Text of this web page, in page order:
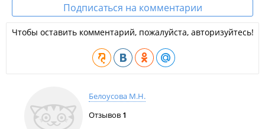
Продажа авиабилетов на международные рейсы. В том
числе на Лоукостеры по всему миру;
Продажа субсидированных авиабилетов по РФ;
Продажа авиабилетов на чартерные рейсы;
Бронирование отелей;
Организация индивидуальных трансферов по всему
Паттайя, Пхукет, Пекин, Далянь, Шанхай, Байдахэ,
Вейхай, Санья;
Оформление виз: Китай, Япония, Корея (разрешение),
некоторые страны Шенгенского соглашения.
Подписаться на комментарии
Чтобы оставить комментарий, пожалуйста, авторизуйтесь!
Белоусова М.Н.
Отзывов 1